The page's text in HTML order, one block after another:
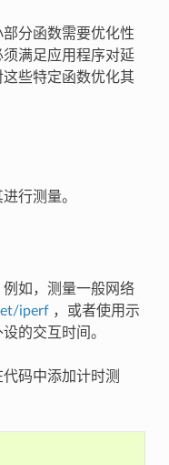
分函数需要优化性
满足应用程序对延
些特定函数优化其
行测量。
如，测量一般网络
iperf，或者使用示
的交互时间。
码中添加计时测